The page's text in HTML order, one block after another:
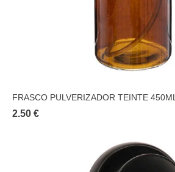
FRASCO PULVERIZADOR TEINTE 450ML
2.50 €